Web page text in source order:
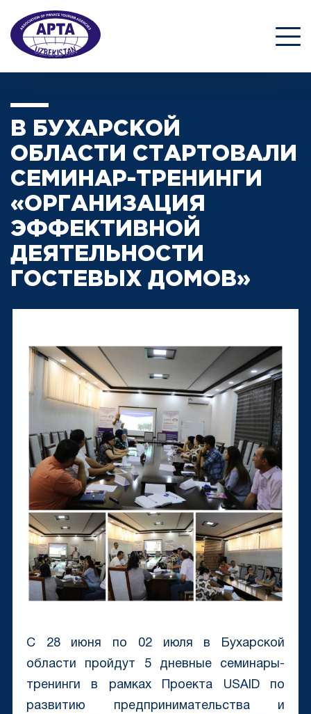
В БУХАРСКОЙ
ОБЛАСТИ СТАРТОВАЛИ
СЕМИНАР-ТРЕНИНГИ
«ОРГАНИЗАЦИЯ
ЭФФЕКТИВНОЙ
ДЕЯТЕЛЬНОСТИ
ГОСТЕВЫХ ДОМОВ»
С 28 июня по 02 июля в Бухарской
области пройдут 5 дневные семинары-
тренинги в рамках Проекта USAID по
развитию предпринимательства и